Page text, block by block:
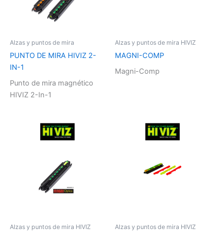
Alzas y puntos de mira
PUNTO DE MIRA HIVIZ 2-
IN-1
Punto de mira magnético
HIVIZ 2-In-1
Alzas y puntos de mira HIVIZ
MAGNI-COMP
Magni-Comp
Alzas y puntos de mira HIVIZ Alzas y puntos de mira HIVIZ